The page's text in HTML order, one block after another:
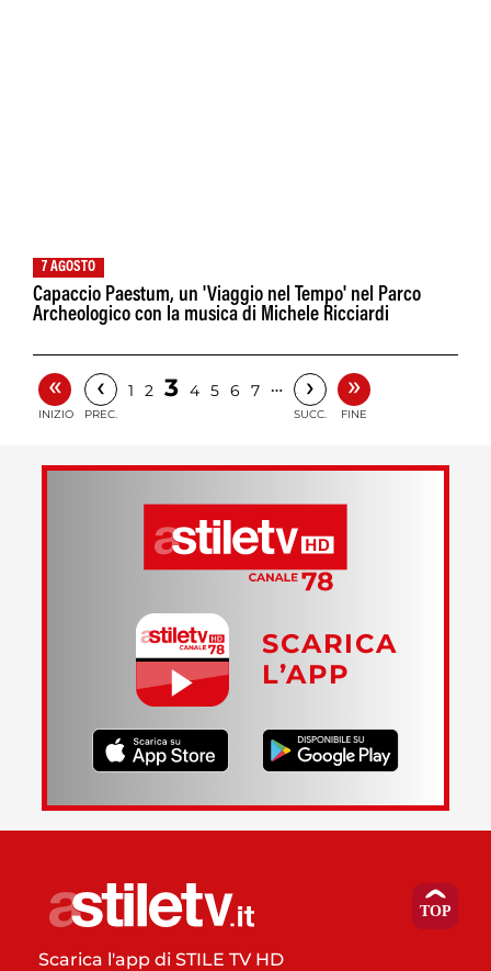
7 AGOSTO
Capaccio Paestum, un 'Viaggio nel Tempo' nel Parco
Archeologico con la musica di Michele Ricciardi
«
INIZIO
‹
PREC.
1 2 3 4 5 6 7 … ›
SUCC.
»
FINE
SCARICA
L’APP
Scarica l'app di STILE TV HD